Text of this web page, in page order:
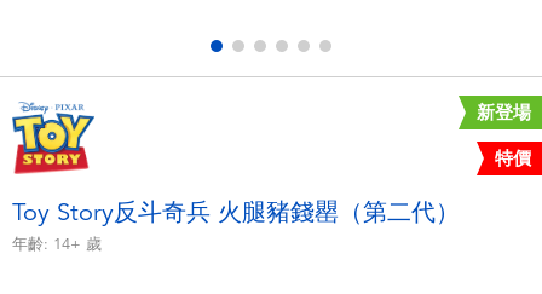
戶外及運動用品
派對用品
角色扮演及造型系列
毛毛公仔玩具
Tomica多美
Globber高樂寶
新登場
特價
Toy Story反斗奇兵 火腿豬錢罌（第二代）
年齡: 14+ 歲